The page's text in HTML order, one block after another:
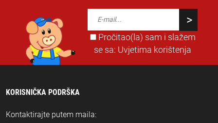
Pročitao(la) sam i slažem
se sa: Uvjetima korištenja
KORISNIČKA PODRŠKA
Kontaktirajte putem maila: